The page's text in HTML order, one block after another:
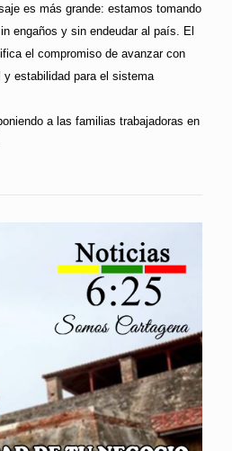
es más grande: estamos tomando
engaños y sin endeudar al país. El
el compromiso de avanzar con
estabilidad para el sistema
a las familias trabajadoras en